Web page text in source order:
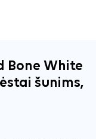
Bone White
šunims,